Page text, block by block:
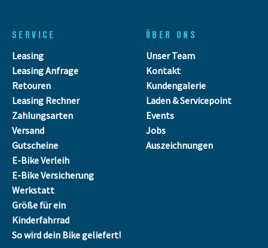
SERVICE
Leasing
Leasing Anfrage
Retouren
Leasing Rechner
Zahlungsarten
Versand
Gutscheine
E-Bike Verleih
E-Bike Versicherung
Werkstatt
Größe für ein
Kinderfahrrad
So wird dein Bike geliefert!
ÜBER UNS
Unser Team
Kontakt
Kundengalerie
Laden & Servicepoint
Events
Jobs
Auszeichnungen